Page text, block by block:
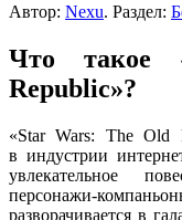
Автор: Nexu. Раздел:
Что такое
Republic»?
«Star Wars: The Old
в индустрии
увлекательное
персонажи-
разворачивается в